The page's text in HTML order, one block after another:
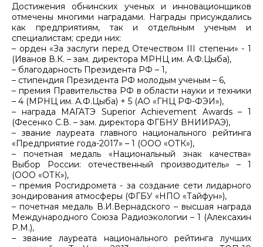
Достижения обнинских ученых и инновационщиков
отмечены многими наградами. Награды присуждались
как предприятиям, так и отдельным ученым и
специалистам; среди них:
– орден «За заслуги перед Отечеством III степени» - 1
(Иванов В.К. – зам. директора МРНЦ им. А.Ф.Цыба),
– благодарность Президента РФ – 1,
– стипендия Президента РФ молодым ученым – 6,
– премия Правительства РФ в области науки и техники
– 4 (МРНЦ им. А.Ф.Цыба) + 5 (АО «ГНЦ РФ-ФЭИ»),
– награда МАГАТЭ Superior Achievement Awards – 1
(Фесенко С.В. – зам. директора ФГБНУ ВНИИРАЭ),
– звание лауреата главного национального рейтинга
«Предприятие года-2017» – 1 (ООО «ОТК»),
– почетная медаль «Национальный знак качества»
Выбор России: отечественный производитель» – 1
(ООО «ОТК»),
– премия Росгидромета - за создание сети лидарного
зондирования атмосферы (ФГБУ «НПО «Тайфун»),
– почетная медаль В.И.Вернадского – высшая награда
Международного Союза Радиоэкологии – 1 (Алексахин
Р.М.),
– звание лауреата национального рейтинга лучших